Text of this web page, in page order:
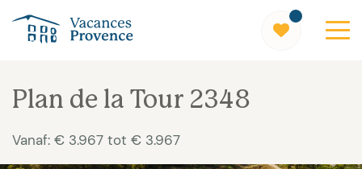
Plan de la Tour 2348
Vanaf: € 3.967 tot € 3.967